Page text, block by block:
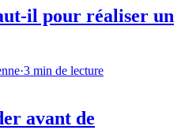
il pour réaliser un
·3 min de lecture
avant de